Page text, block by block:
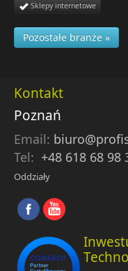
Sklepy internetowe
Pozostałe branże »
Kontakt
Poznań
Email:
Tel: +48 618 68 98
Oddziały